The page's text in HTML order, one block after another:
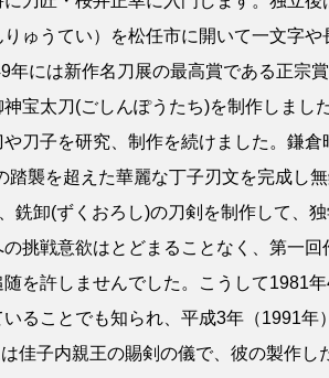
ゅうてい）を松任市に開いて一文字
年には新作名刀展の最高賞である正宗
宝太刀(ごしんぽうたち)を制作しまし
刀子を研究、制作を続けました。鎌
踏襲を超えた華麗な丁子刃文を完成し
銑卸(ずくおろし)の刀剣を制作して、
挑戦意欲はとどまることなく、第一
を許しませんでした。こうして1981
ることでも知られ、平成3年（1991
佳子内親王の賜剣の儀で、彼の製作し